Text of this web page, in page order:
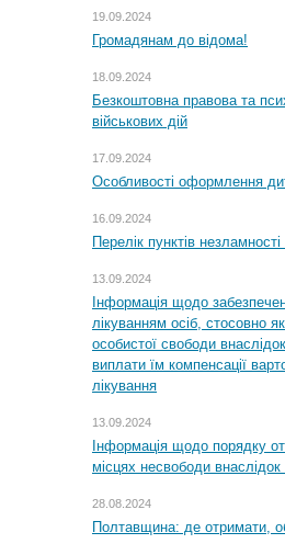
19.09.2024
Громадянам до відома!
18.09.2024
Безкоштовна правова та
військових дій
17.09.2024
Особливості оформлення
16.09.2024
Перелік пунктів
13.09.2024
Інформація щодо
лікуванням осіб, стосовно
особистої свободи
виплати їм компенсації
лікування
13.09.2024
Інформація щодо порядку
місцях несвободи внаслідок
28.08.2024
Полтавщина: де отримати,